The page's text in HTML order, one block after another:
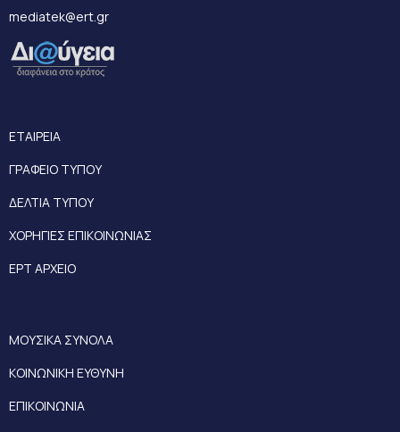
mediatek@ert.gr
ΕΤΑΙΡΕΙΑ
ΓΡΑΦΕΙΟ ΤΥΠΟΥ
ΔΕΛΤΙΑ ΤΥΠΟΥ
ΧΟΡΗΓΙΕΣ ΕΠΙΚΟΙΝΩΝΙΑΣ
ΕΡΤ ΑΡΧΕΙΟ
ΜΟΥΣΙΚΑ ΣΥΝΟΛΑ
ΚΟΙΝΩΝΙΚΗ ΕΥΘΥΝΗ
ΕΠΙΚΟΙΝΩΝΙΑ